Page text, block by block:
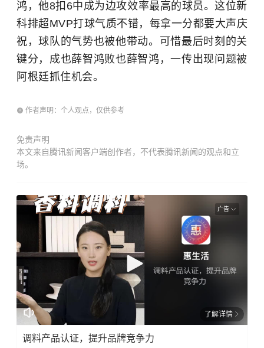
鸿，他8扣6中成为边攻效率最高的球员。这位新
科排超MVP打球气质不错，每拿一分都要大声庆
祝，球队的气势也被他带动。可惜最后时刻的关
键分，成也薛智鸿败也薛智鸿，一传出现问题被
阿根廷抓住机会。
作者声明：个人观点，仅供参考
免责声明
本文来自腾讯新闻客户端创作者，不代表腾讯新闻的观点和立
场。
广告
了解详情
调料产品认证，提升品牌竞争力